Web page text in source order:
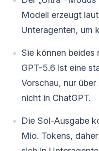
Modell erzeugt
Unteragenten, um
Sie können beides
GPT-5.6 ist eine
Vorschau, nur
nicht in ChatGPT.
Die Sol-Ausgabe
Mio. Tokens,